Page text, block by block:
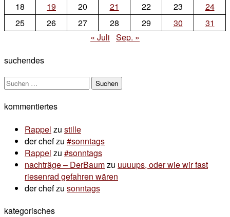
18
19 20 21 22 23
24
25
26 27 28 29 30
31
« Juli Sep. »
suchendes
Suchen
kommentiertes
Rappel zu stille
der chefzu #sonntags
Rappel zu #sonntags
nachträge – DerBaumzu uuuups, oder wie wir fast
riesenrad gefahren wären
der chefzu sonntags
kategorisches